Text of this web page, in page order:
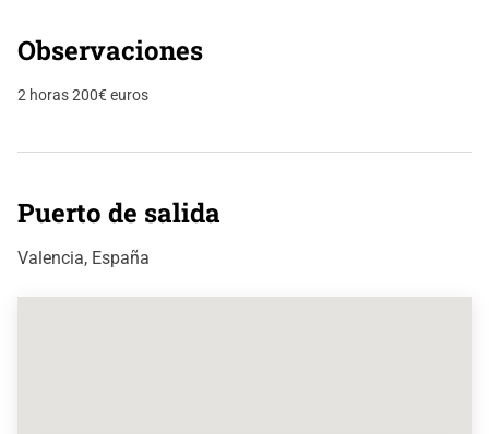
Observaciones
2 horas 200€ euros
Puerto de salida
Valencia, España